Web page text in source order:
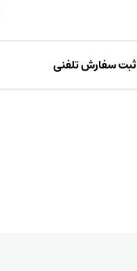
ثبت سفارش تلفنی